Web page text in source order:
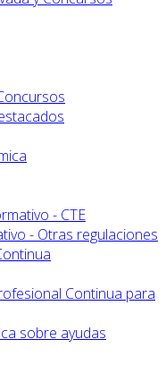
- CTE
- Otras regulaciones
Continua para
sobre ayudas